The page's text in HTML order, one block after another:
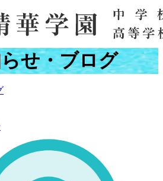
せ・ブログ